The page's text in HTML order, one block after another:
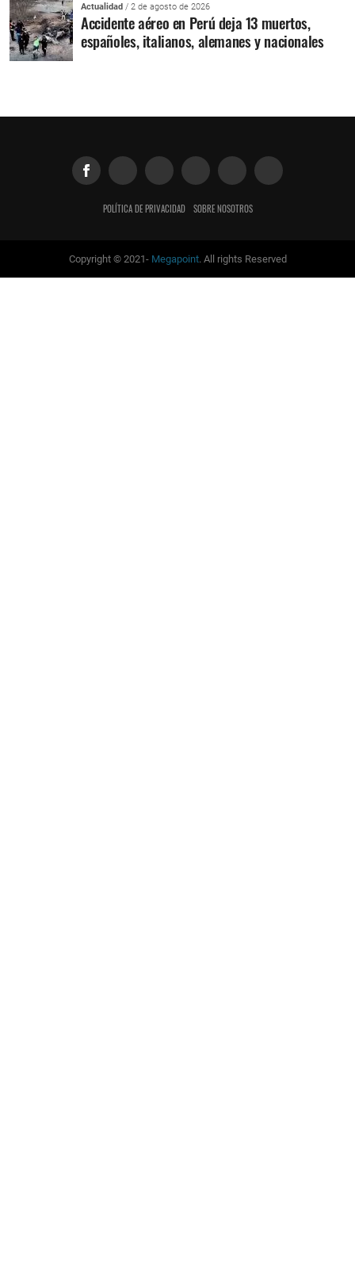
Actualidad / 2 de agosto de 2026
Accidente aéreo en Perú deja 13 muertos,
españoles, italianos, alemanes y nacionales
POLÍTICA DE PRIVACIDAD SOBRE NOSOTROS
Copyright © 2021- Megapoint. All rights Reserved